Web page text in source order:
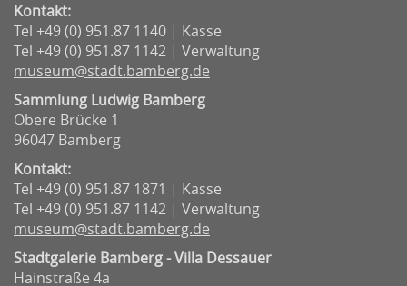
Kontakt:
Tel +49 (0) 951.87 1140 | Kasse
Tel +49 (0) 951.87 1142 | Verwaltung
museum@stadt.bamberg.de
Sammlung Ludwig Bamberg
Obere Brücke 1
96047 Bamberg
Kontakt:
Tel +49 (0) 951.87 1871 | Kasse
Tel +49 (0) 951.87 1142 | Verwaltung
museum@stadt.bamberg.de
Stadtgalerie Bamberg - Villa Dessauer
Hainstraße 4a